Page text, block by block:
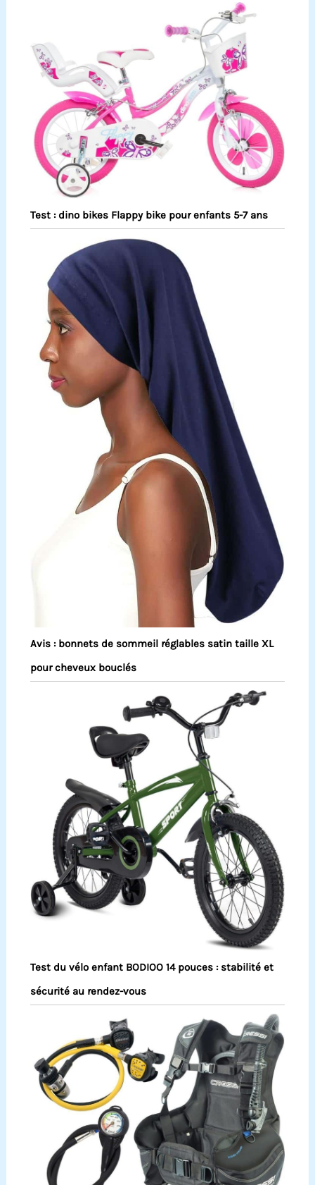
Test : dino bikes Flappy bike pour enfants 5-7 ans
Avis : bonnets de sommeil réglables satin taille XL
pour cheveux bouclés
Test du vélo enfant BODIOO 14 pouces : stabilité et
sécurité au rendez-vous